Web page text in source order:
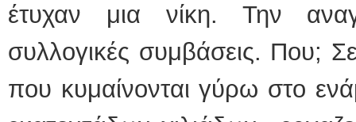
έτυχαν μια νίκη. Την
συλλογικές συμβάσεις. Που;
που κυμαίνονται γύρω στο